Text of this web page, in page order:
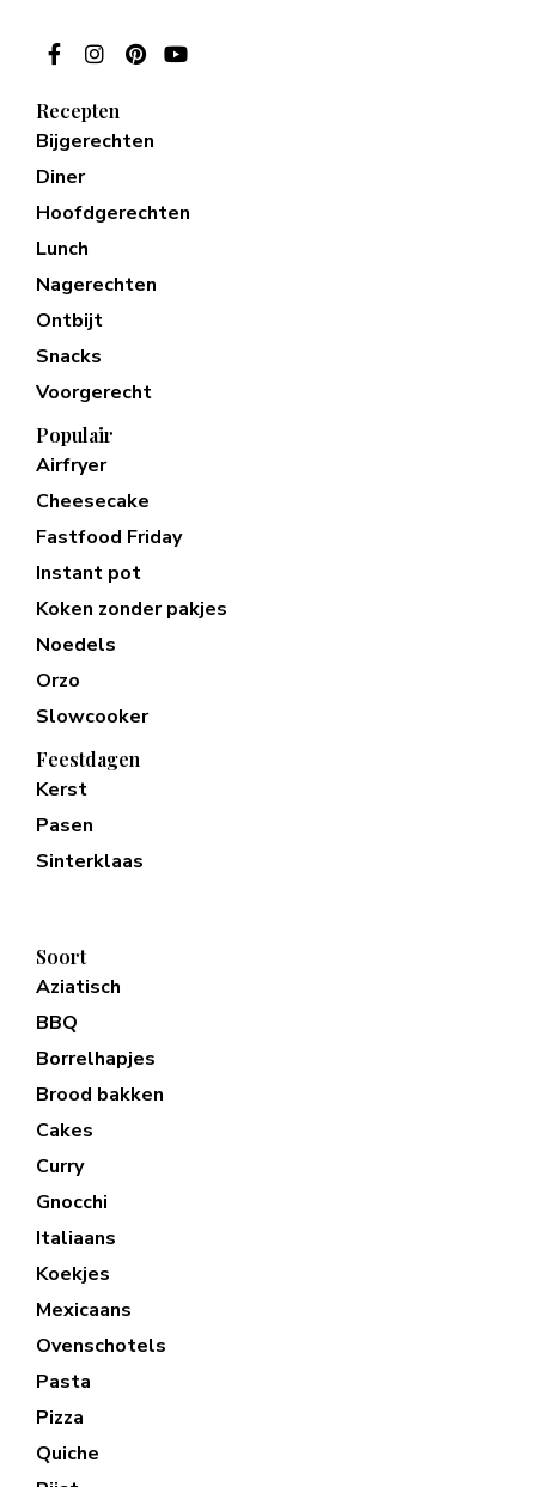
Recepten
Bijgerechten
Diner
Hoofdgerechten
Lunch
Nagerechten
Ontbijt
Snacks
Voorgerecht
Populair
Airfryer
Cheesecake
Fastfood Friday
Instant pot
Koken zonder pakjes
Noedels
Orzo
Slowcooker
Feestdagen
Kerst
Pasen
Sinterklaas
Soort
Aziatisch
BBQ
Borrelhapjes
Brood bakken
Cakes
Curry
Gnocchi
Italiaans
Koekjes
Mexicaans
Ovenschotels
Pasta
Pizza
Quiche